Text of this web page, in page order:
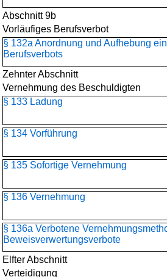
Abschnitt 9b
Vorläufiges Berufsverbot
§ 132a Anordnung und Aufhebung
Berufsverbots
Zehnter Abschnitt
Vernehmung des Beschuldigten
§ 133 Ladung
§ 134 Vorführung
§ 135 Sofortige Vernehmung
§ 136 Vernehmung
§ 136a Verbotene
Beweisverwertungsverbote
Elfter Abschnitt
Verteidigung